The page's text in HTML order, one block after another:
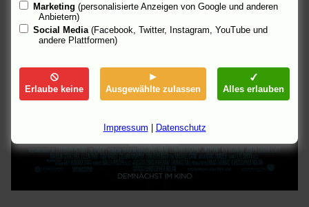
Marketing (personalisierte Anzeigen von Google und anderen
Anbietern)
Social Media (Facebook, Twitter, Instagram, YouTube und
andere Plattformen)
Erlaube keine Ausgewählte zulassen Alles erlauben
Impressum Datenschutz